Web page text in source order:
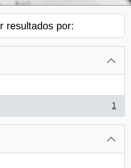
resultados por:
1